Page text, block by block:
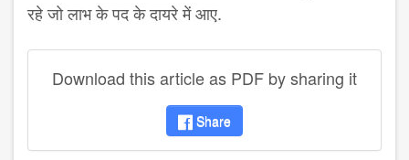
रहे जो लाभ के पद के दायरे में आए.
Download this article as PDF by sharing it
Share